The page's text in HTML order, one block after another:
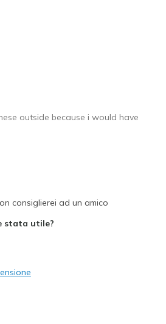
outside because i would have
Really Into Shoes
consiglierei ad un amico
stata utile?